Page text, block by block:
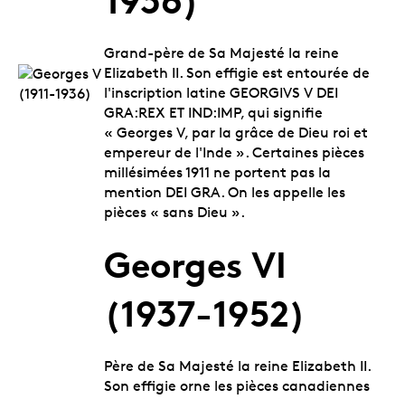
Grand-père de Sa Majesté la reine
Elizabeth II. Son effigie est entourée de
l'inscription latine GEORGIVS V DEI
GRA:REX ET IND:IMP, qui signifie
« Georges V, par la grâce de Dieu roi et
empereur de l'Inde ». Certaines pièces
millésimées 1911 ne portent pas la
mention DEI GRA. On les appelle les
pièces « sans Dieu ».
Georges VI
(1937-1952)
Père de Sa Majesté la reine Elizabeth II.
Son effigie orne les pièces canadiennes